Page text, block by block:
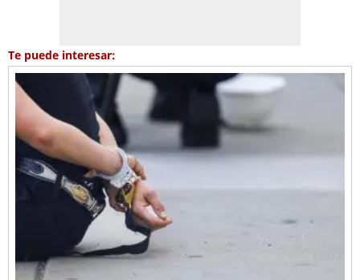
Te puede interesar: